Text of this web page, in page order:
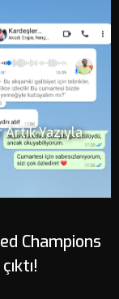
Yazıyla
​​Champions